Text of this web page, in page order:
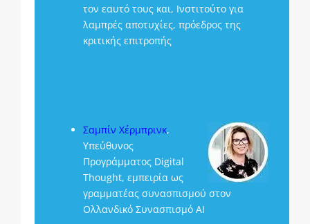
τον εαυτό τους και, Ινστιτούτο για
λαμπρές αποτυχίες, πρόεδρος της
κριτικής επιτροπής
Σαμπίν Χέρμπρινκ,
Υπεύθυνος
Προγράμματος Digital
Thought, εμπειρία ως
γραμματέας συνασπισμού στον
Ολλανδικό Συνασπισμό AI